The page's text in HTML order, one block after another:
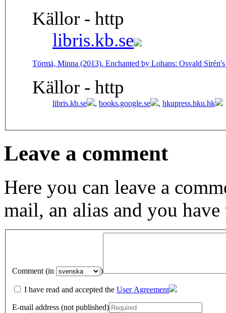
Källor - http
libris.kb.se
Törmä, Minna (2013). Enchanted by Lohans: Osvald
Källor - http
libris.kb.se , books.google.se , hkupress.hku.hk
Leave a comment
Here you can leave a
mail, an alias and you
Comment (in )
I have read and accepted the User Agreement
E-mail address (not published)